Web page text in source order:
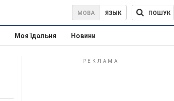
МОВА ЯЗЫК ПОШУК
Моя їдальня Новини